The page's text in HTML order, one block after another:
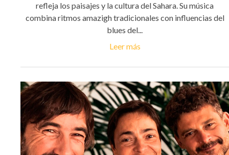
refleja los paisajes y la cultura del Sahara. Su música
combina ritmos amazigh tradicionales con influencias del
blues del...
Leer más